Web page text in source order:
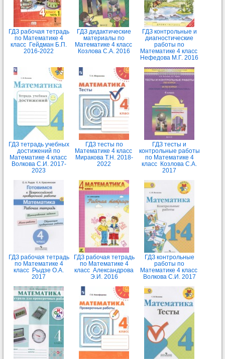
ГДЗ рабочая тетрадь
по Математике 4
класс Гейдман Б.П.
2016-2022
ГДЗ дидактические
материалы по
Математике 4 класс
Козлова С.А. 2016
ГДЗ контрольные и
диагностические
работы по
Математике 4 класс
Нефедова М.Г. 2016
ГДЗ тетрадь учебных
достижений по
Математике 4 класс
Волкова С.И. 2017-
2023
ГДЗ тесты по
Математике 4 класс
Миракова Т.Н. 2018-
2022
ГДЗ тесты и
контрольные работы
по Математике 4
класс Козлова С.А.
2017
ГДЗ рабочая тетрадь
по Математике 4
класс Рыдзе О.А.
2017
ГДЗ рабочая тетрадь
по Математике 4
класс Александрова
Э.И. 2016
ГДЗ контрольные
работы по
Математике 4 класс
Волкова С.И. 2017